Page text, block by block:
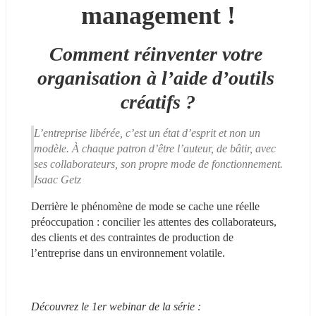
management !
Comment réinventer votre
organisation à l’aide d’outils
créatifs ?
L’entreprise libérée, c’est un état d’esprit et non un
modèle. À chaque patron d’être l’auteur, de bâtir, avec
ses collaborateurs, son propre mode de fonctionnement.
Isaac Getz
Derrière le phénomène de mode se cache une réelle
préoccupation : concilier les attentes des collaborateurs,
des clients et des contraintes de production de
l’entreprise dans un environnement volatile.
Découvrez le 1er webinar de la série :